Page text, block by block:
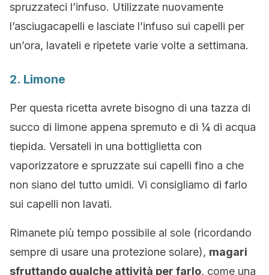
spruzzateci l’infuso. Utilizzate nuovamente
l’asciugacapelli e lasciate l’infuso sui capelli per
un’ora, lavateli e ripetete varie volte a settimana.
2. Limone
Per questa ricetta avrete bisogno di una tazza di
succo di limone appena spremuto e di ¼ di acqua
tiepida. Versateli in una bottiglietta con
vaporizzatore e spruzzate sui capelli fino a che
non siano del tutto umidi. Vi consigliamo di farlo
sui capelli non lavati.
Rimanete più tempo possibile al sole (ricordando
sempre di usare una protezione solare), magari
sfruttando qualche attività per farlo, come una